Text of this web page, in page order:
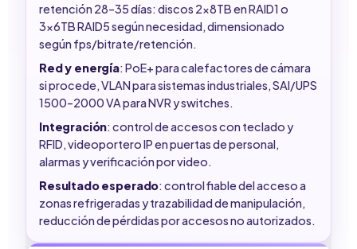
retención 28–35 días: discos 2x8TB en RAID1 o
3x6TB RAID5 según necesidad, dimensionado
según fps/bitrate/retención.
Red y energía: PoE+ para calefactores de cámara
si procede, VLAN para sistemas industriales, SAI/UPS
1500–2000 VA para NVR y switches.
Integración: control de accesos con teclado y
RFID, videoportero IP en puertas de personal,
alarmas y verificación por video.
Resultado esperado: control fiable del acceso a
zonas refrigeradas y trazabilidad de manipulación,
reducción de pérdidas por accesos no autorizados.